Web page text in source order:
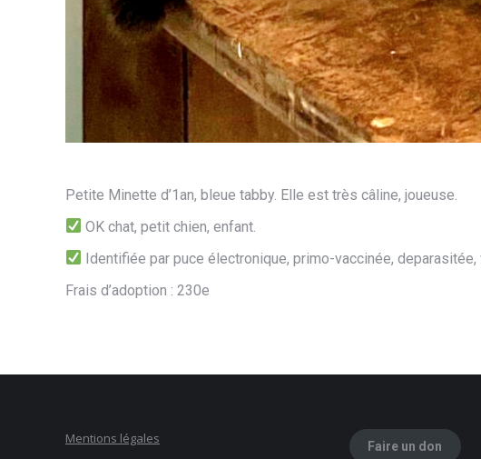
Petite Minette d’1an, bleue tabby. Elle est très câline, joueuse.
OK chat, petit chien, enfant.
Identifiée par puce électronique, primo-vaccinée,
Frais d’adoption : 230e
Mentions légales
Faire un don